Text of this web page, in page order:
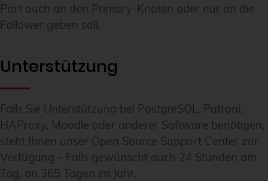
Port auch an den Primary-Knoten oder nur an die
Follower geben soll.
Unterstützung
Falls Sie Unterstützung bei PostgreSQL, Patroni,
HAProxy, Moodle oder anderer Software benötigen,
steht Ihnen unser Open Source Support Center zur
Verfügung – Falls gewünscht auch 24 Stunden am
Tag, an 365 Tagen im Jahr.